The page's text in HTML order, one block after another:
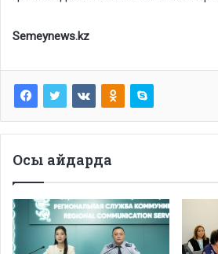
Semeynews.kz
Осы айдарда